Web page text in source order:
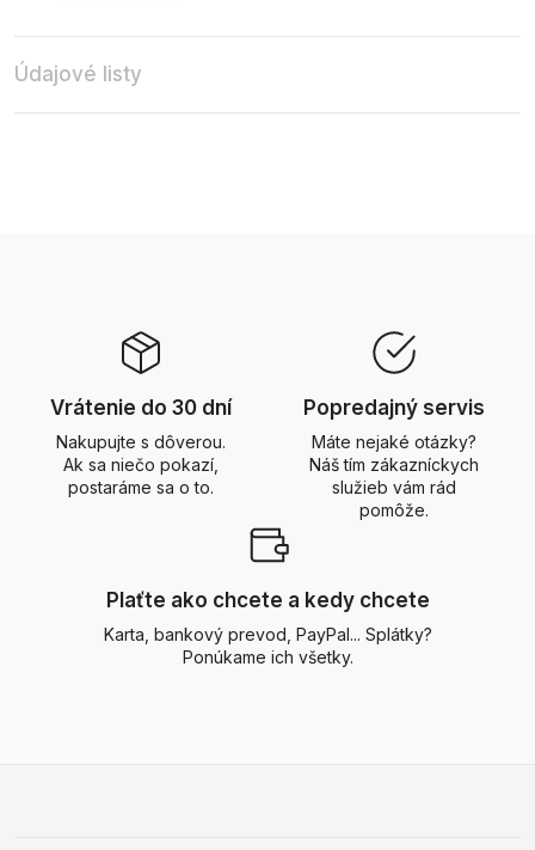
Údajové listy
Vrátenie do 30 dní
Nakupujte s dôverou.
Ak sa niečo pokazí,
postaráme sa o to.
Popredajný servis
Máte nejaké otázky?
Náš tím zákazníckych
služieb vám rád
pomôže.
Plaťte ako chcete a kedy chcete
Karta, bankový prevod, PayPal... Splátky?
Ponúkame ich všetky.